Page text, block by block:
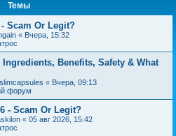
Темы
Scam Or Legit?
« Вчера, 15:32
Benefits, Safety & What
« Вчера, 09:13
форум
- Scam Or Legit?
« 05 авг 2026, 15:42